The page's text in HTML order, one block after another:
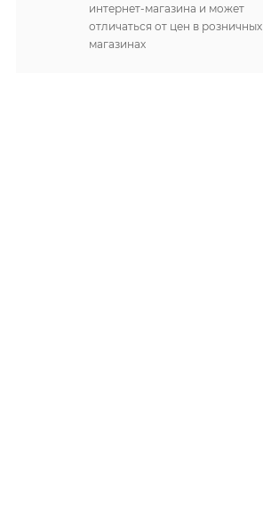
интернет-магазина и может
отличаться от цен в розничных
магазинах